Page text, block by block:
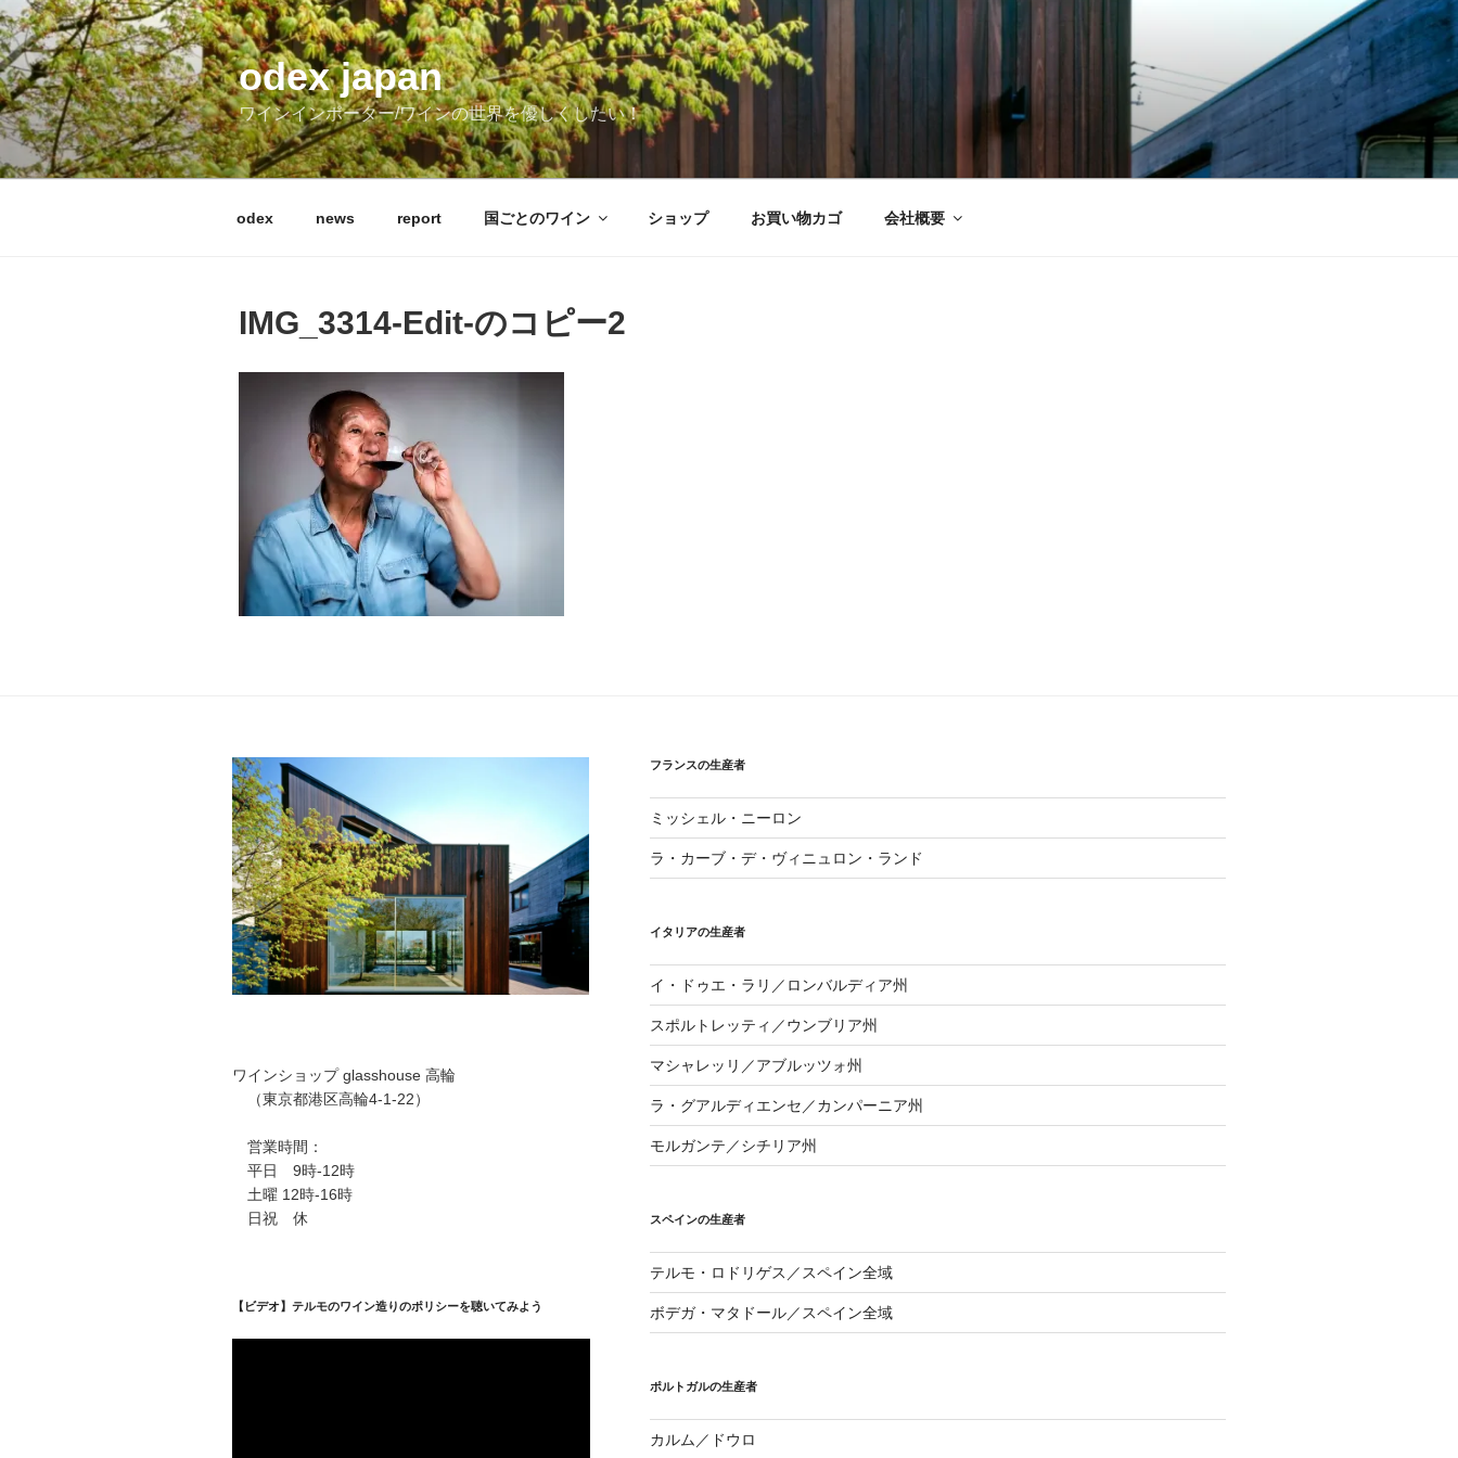
コ
ン
テ
ン
ツ
へ
ス
odex japan
ワインインポーター/ワインの世界を優しくしたい！
odex news report 国ごとのワイン ショップ お買い物カゴ 会社概要
IMG_3314-Edit-のコピー2
ワインショップ glasshouse 高輪
（東京都港区高輪4-1-22）
営業時間：
平日 9時-12時
土曜 12時-16時
日祝 休
【ビデオ】テルモのワイン造りのポリシーを聴いてみよう
フランスの生産者
ミッシェル・ニーロン
ラ・カーブ・デ・ヴィニュロン・ランド
イタリアの生産者
イ・ドゥエ・ラリ／ロンバルディア州
スポルトレッティ／ウンブリア州
マシャレッリ／アブルッツォ州
ラ・グアルディエンセ／カンパーニア州
モルガンテ／シチリア州
スペインの生産者
テルモ・ロドリゲス／スペイン全域
ボデガ・マタドール／スペイン全域
ポルトガルの生産者
カルム／ドウロ